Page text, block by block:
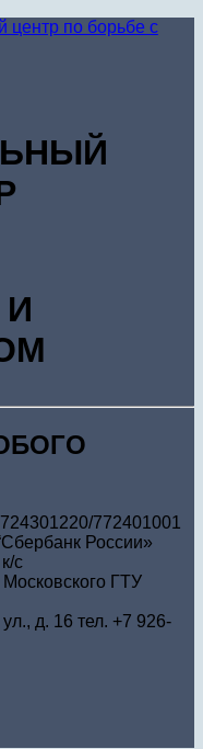
772401001
России»
с
ГТУ
д. 16 тел. +7 926-